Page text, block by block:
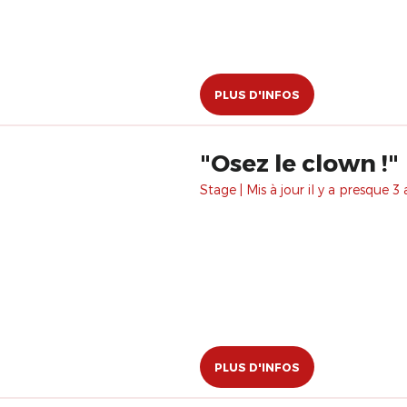
PLUS D'INFOS
​"Osez le clown !"
Stage | Mis à jour il y a presque 3
PLUS D'INFOS